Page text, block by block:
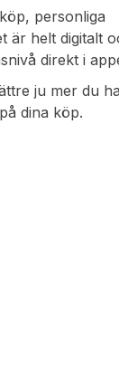
personliga
är helt digitalt
direkt i
ju mer du
dina köp.